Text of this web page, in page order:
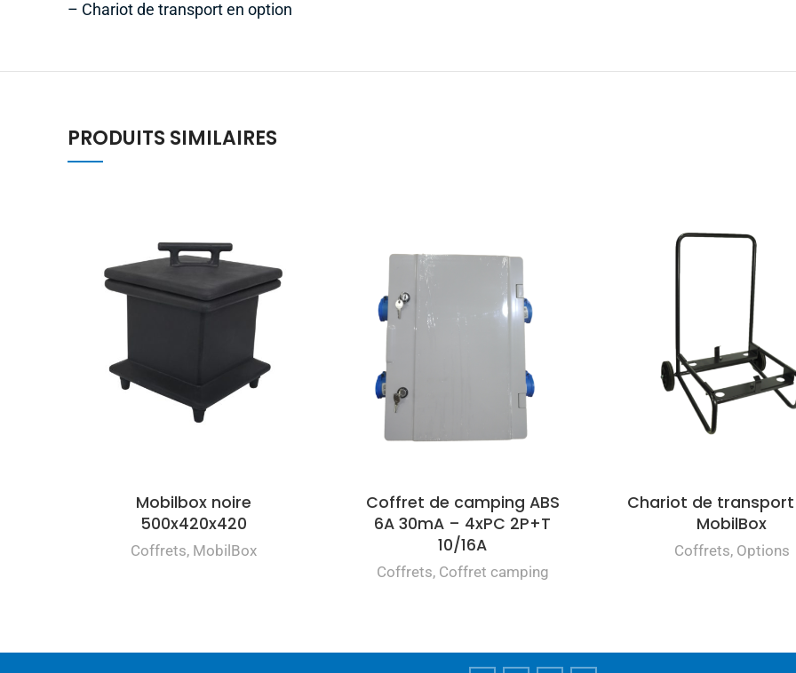
– Chariot de transport en option
PRODUITS SIMILAIRES
Mobilbox noire
500x420x420
Coffrets, MobilBox
Coffret de camping ABS
6A 30mA – 4xPC 2P+T
10/16A
Coffrets, Coffret camping
Chariot de
MobilBox
Coffrets, Options